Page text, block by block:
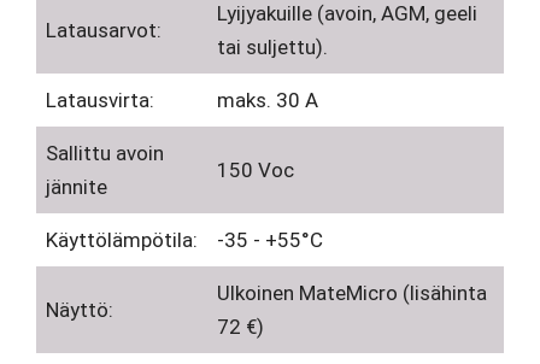
Latausarvot:
Lyijyakuille (avoin, AGM, geeli
tai suljettu).
Latausvirta: maks. 30 A
Sallittu avoin
jännite
150 Voc
Käyttölämpötila: -35 - +55°C
Näyttö:
Ulkoinen MateMicro (lisähinta
72 €)